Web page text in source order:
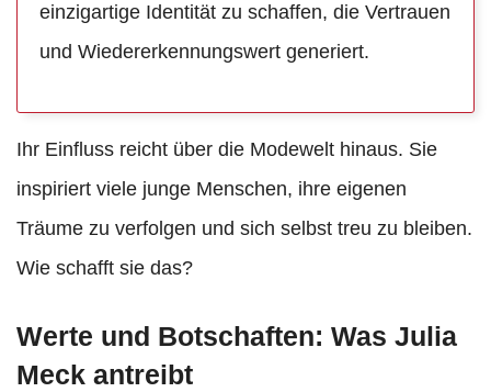
einzigartige Identität zu schaffen, die Vertrauen
und Wiedererkennungswert generiert.
Ihr Einfluss reicht über die Modewelt hinaus. Sie
inspiriert viele junge Menschen, ihre eigenen
Träume zu verfolgen und sich selbst treu zu bleiben.
Wie schafft sie das?
Werte und Botschaften: Was Julia
Meck antreibt